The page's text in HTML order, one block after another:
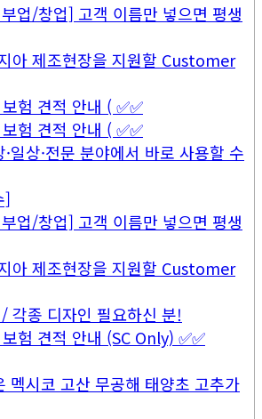
업/창업] 고객 이름만 넣으면 평생
아 제조현장을 지원할 Customer
험 견적 안내 ( ✅✅
험 견적 안내 ( ✅✅
일상·전문 분야에서 바로 사용할 수
]
업/창업] 고객 이름만 넣으면 평생
아 제조현장을 지원할 Customer
각종 디자인 필요하신 분!
험 견적 안내 (SC Only) ✅✅
멕시코 고산 무공해 태양초 고추가